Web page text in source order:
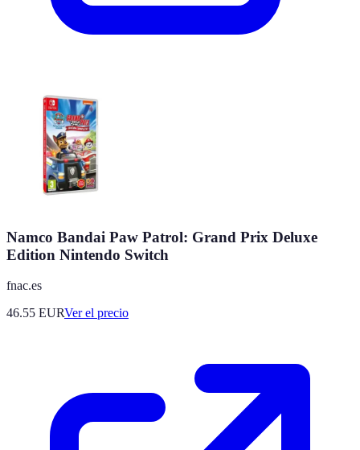
Namco Bandai Paw Patrol: Grand Prix Deluxe
Edition Nintendo Switch
fnac.es
46.55 EURVer el precio